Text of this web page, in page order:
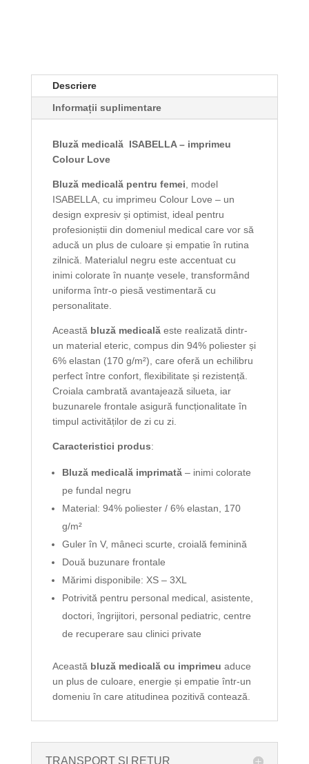
Descriere
Informații suplimentare
Bluză medicală ISABELLA – imprimeu
Colour Love
Bluză medicală pentru femei , model
ISABELLA, cu imprimeu Colour Love – un
design expresiv și optimist, ideal pentru
profesioniștii din domeniul medical care vor să
aducă un plus de culoare și empatie în rutina
zilnică. Materialul negru este accentuat cu
inimi colorate în nuanțe vesele, transformând
uniforma într-o piesă vestimentară cu
personalitate.
Această bluză medicalăeste realizată dintr-
un material eteric, compus din 94% poliester și
6% elastan (170 g/m²), care oferă un echilibru
perfect între confort, flexibilitate și rezistență.
Croiala cambrată avantajează silueta, iar
buzunarele frontale asigură funcționalitate în
timpul activităților de zi cu zi.
Caracteristici produs:
Bluză medicală imprimată– inimi colorate
pe fundal negru
Material: 94% poliester / 6% elastan, 170
g/m²
Guler în V, mâneci scurte, croială feminină
Două buzunare frontale
Mărimi disponibile: XS – 3XL
Potrivită pentru personal medical, asistente,
doctori, îngrijitori, personal pediatric, centre
de recuperare sau clinici private
Această bluză medicală cu imprimeu aduce
un plus de culoare, energie și empatie într-un
domeniu în care atitudinea pozitivă contează.
TRANSPORT SI RETUR